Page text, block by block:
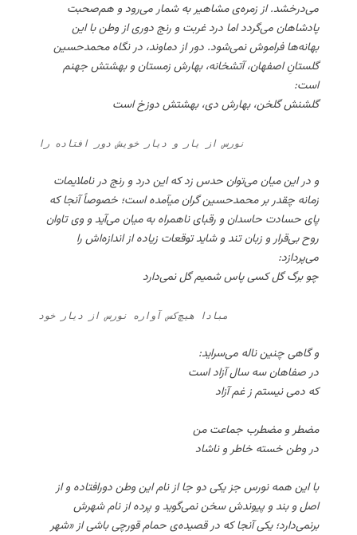
می‌درخشد. از زمره‌ی مشاهیر به شمار می‌رود و هم‌صحبت
پادشاهان می‌گردد اما درد غربت و رنج دوری از وطن با این
بهانه‌ها فراموش نمی‌شود. دور از دماوند، در نگاه محمدحسین
گلستانِ اصفهان، آتشخانه، بهارش زمستان و بهشتش جهنم
است:
گلشنش گلخن، بهارش دی، بهشتش دوزخ است
نورس از یار و دیار خویش دور افتاده را
و در این میان می‌توان حدس زد که این درد و رنج در ناملایمات
زمانه چقدر بر محمدحسین گران میآمده است؛ خصوصاً آنجا که
پای حسادت حاسدان و رقبای ناهمراه به میان می‌آید و وی تاوان
روح بی‌قرار و زبان تند و شاید توقعات زیاده از اندازه‌اش را
می‌پردازد:
چو برگ گل کسی پاس شمیم گل نمی‌دارد
مبادا هیچ‌کس آواره نورس از دیار خود
و گاهی چنین ناله می‌سراید:
در صفاهان سه سال آزاد است
که دمی نیستم ز غم آزاد
مضطر و مضطرب جماعت من
در وطن خسته خاطر و ناشاد
با این همه نورس جز یکی دو جا از نام این وطن دورافتاده و از
اصل و بند و پیوندش سخن نمی‌گوید و پرده از نام شهرش
برنمی‌دارد؛ یکی آنجا که در قصیده‌ی حمام قورچی باشی از «شهر